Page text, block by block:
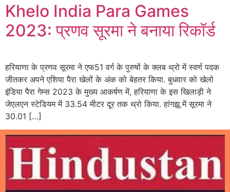
Khelo India Para Games
2023: प्रणव सूरमा ने बनाया रिकॉर्ड
हरियाणा के प्रणव सूरमा ने एफ51 वर्ग के पुरुषों के क्लब थ्रो में स्वर्ण पदक
जीतकर अपने एशिया पैरा खेलों के अंक को बेहतर किया. बुधवार को खेलो
इंडिया पैरा गेम्स 2023 के मुख्य आकर्षण में, हरियाणा के इस खिलाड़ी ने
जेएलएन स्टेडियम में 33.54 मीटर दूर तक थ्रो किया. हांगझू में सूरमा ने
30.01 […]